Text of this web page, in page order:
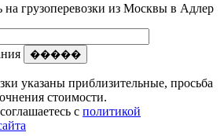
на грузоперевозки из Москвы в Адлер
�����
указаны приблизительные, просьба
стоимости.
с политикой